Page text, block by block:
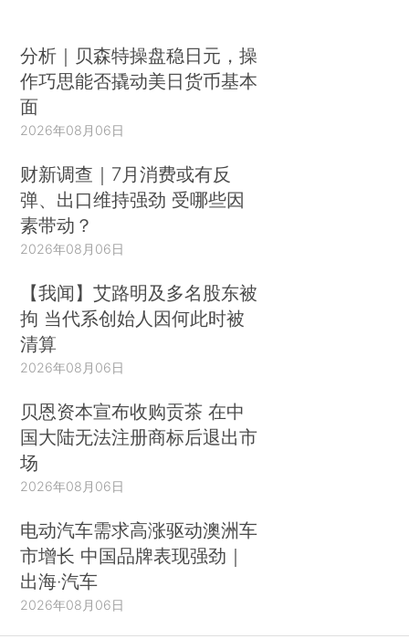
分析｜贝森特操盘稳日元，操
作巧思能否撬动美日货币基本
面
2026年08月06日
财新调查｜7月消费或有反
弹、出口维持强劲 受哪些因
素带动？
2026年08月06日
【我闻】艾路明及多名股东被
拘 当代系创始人因何此时被
清算
2026年08月06日
贝恩资本宣布收购贡茶 在中
国大陆无法注册商标后退出市
场
2026年08月06日
电动汽车需求高涨驱动澳洲车
市增长 中国品牌表现强劲｜
出海·汽车
2026年08月06日